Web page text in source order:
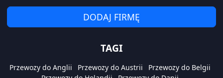
DODAJ FIRMĘ
TAGI
Przewozy do Anglii Przewozy do Austrii
Przewozy do Belgii